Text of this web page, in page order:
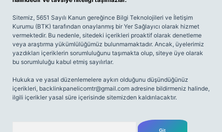
Sitemiz, 5651 Sayılı Kanun gereğince Bilgi Teknolojileri ve İletişim
Kurumu (BTK) tarafından onaylanmış bir Yer Sağlayıcı olarak hizmet
vermektedir. Bu nedenle, sitedeki içerikleri proaktif olarak denetleme
veya araştırma yükümlülüğümüz bulunmamaktadır. Ancak, üyelerimiz
yazdıkları içeriklerin sorumluluğunu taşımakta olup, siteye üye olarak
bu sorumluluğu kabul etmiş sayılırlar.
Hukuka ve yasal düzenlemelere aykırı olduğunu düşündüğünüz
içerikleri, backlinkpanelicomtr@gmail.com adresine bildirmeniz halinde,
ilgili içerikler yasal süre içerisinde sitemizden kaldırılacaktır.